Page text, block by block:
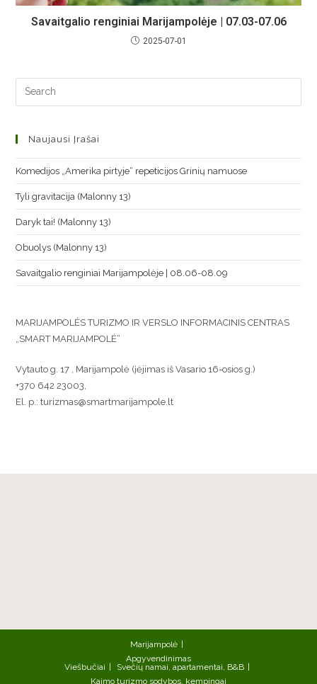
Savaitgalio renginiai Marijampolėje | 07.03-07.06
2025-07-01
Naujausi Įrašai
Komedijos „Amerika pirtyje“ repeticijos Grinių namuose
Tyli gravitacija (Malonny 13)
Daryk tai! (Malonny 13)
Obuolys (Malonny 13)
Savaitgalio renginiai Marijampolėje | 08.06-08.09
MARIJAMPOLĖS TURIZMO IR VERSLO INFORMACINIS CENTRAS
„SMART MARIJAMPOLĖ“
Vytauto g. 17 , Marijampolė (įėjimas iš Vasario 16-osios g.)
+370 642 23003,
El. p.: turizmas@smartmarijampole.lt
Marijampolė
Apgyvendinimas
Viešbučiai
Svečių namai, apartamentai, B&B
Kaimo turizmo sodybos, kempingai